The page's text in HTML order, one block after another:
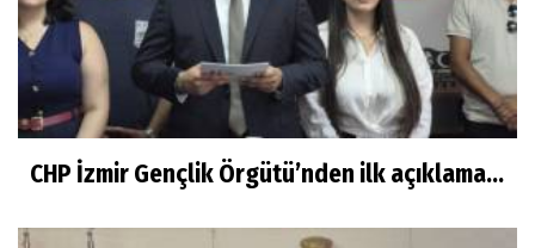
CHP İzmir Gençlik Örgütü’nden ilk açıklama...